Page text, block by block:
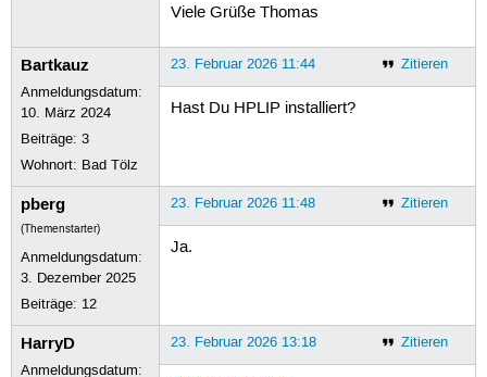
Viele Grüße Thomas
Bartkauz
Anmeldungsdatum:
10. März 2024
Beiträge:3
Wohnort: Bad Tölz
Zitieren
23. Februar 2026 11:44
Hast Du HPLIP installiert?
pberg
(Themenstarter)
Anmeldungsdatum:
3. Dezember 2025
Beiträge: 12
Zitieren
23. Februar 2026 11:48
Ja.
HarryD
Anmeldungsdatum:
Zitieren
23. Februar 2026 13:18